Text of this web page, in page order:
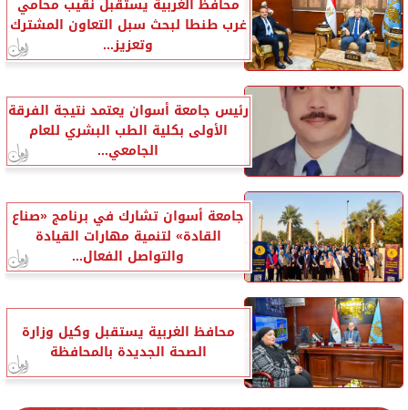
محافظ الغربية يستقبل نقيب محامي
غرب طنطا لبحث سبل التعاون المشترك
وتعزيز...
رئيس جامعة أسوان يعتمد نتيجة الفرقة
الأولى بكلية الطب البشري للعام
الجامعي...
جامعة أسوان تشارك في برنامج «صناع
القادة» لتنمية مهارات القيادة
والتواصل الفعال...
محافظ الغربية يستقبل وكيل وزارة
الصحة الجديدة بالمحافظة